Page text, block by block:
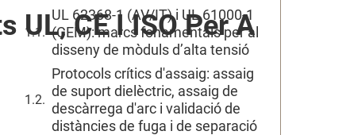
UL, CE I ISO Per A
UL 62368-1 (AV/IT) i UL 61000-1
(CEM): marcs fonamentals per al
disseny de mòduls d’alta tensió
Protocols crítics d'assaig: assaig
de suport dielèctric, assaig de
descàrrega d'arc i validació de
distàncies de fuga i de separació